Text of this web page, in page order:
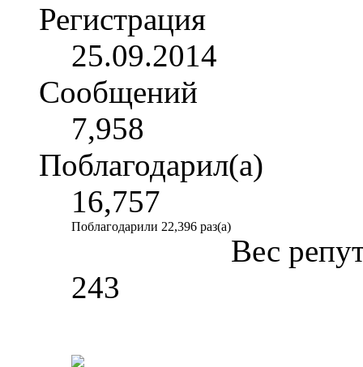
Регистрация
25.09.2014
Сообщений
7,958
Поблагодарил(а)
16,757
Поблагодарили 22,396 раз(а)
Вес
243